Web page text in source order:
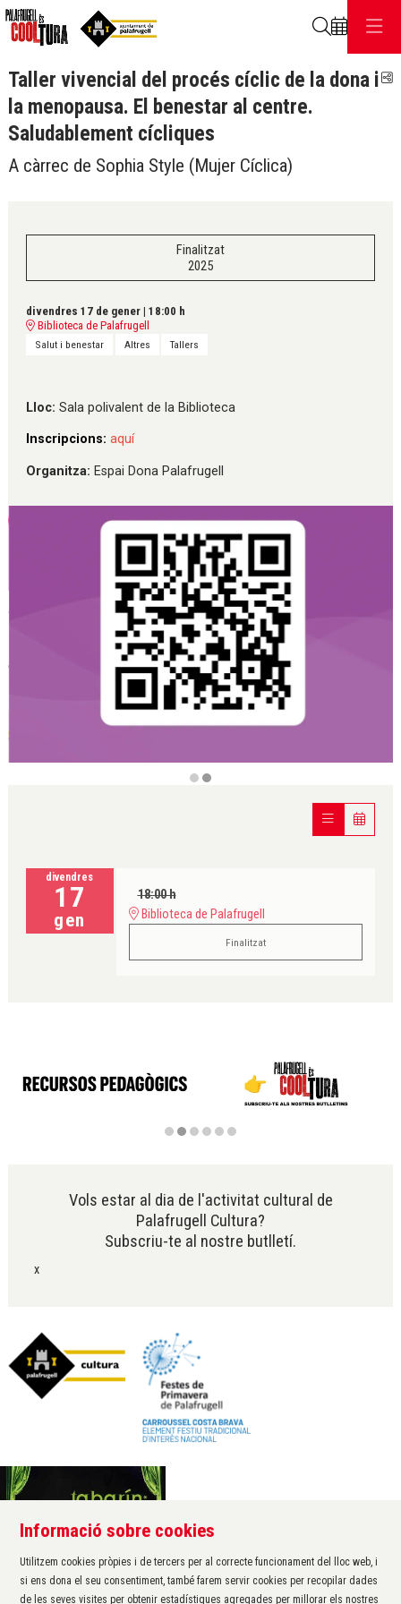
Taller vivencial del procés cíclic de la dona i
la menopausa. El benestar al centre.
Saludablement cícliques
A càrrec de Sophia Style (Mujer Cíclica)
Finalitzat
2025
divendres 17 de gener | 18:00 h
Biblioteca de Palafrugell
Salut i benestar Altres Tallers
Lloc: Sala polivalent de la Biblioteca
Inscripcions: aquí
Organitza: Espai Dona Palafrugell
divendres
17
gen
18:00 h
Biblioteca de Palafrugell
Finalitzat
Vols estar al dia de l'activitat cultural de
Palafrugell Cultura?
Subscriu-te al nostre butlletí.
x
Àrea de cultura de l'Ajuntament de Palafrugell
17200 Palafrugell
cultura@palafrugell.cat
Informació sobre cookies
Utilitzem cookies pròpies i de tercers per al correcte funcionament del lloc web, i
si ens dona el seu consentiment, també farem servir cookies per recopilar dades
de les seves visites per obtenir estadístiques agregades per millorar els nostres